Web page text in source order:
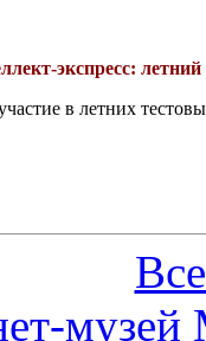
экспресс: летний
в летних